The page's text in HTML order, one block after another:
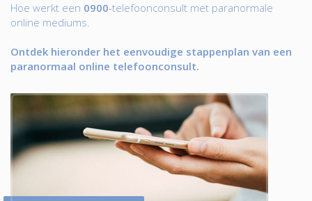
Hoe werkt een 0900-telefoonconsult met paranormale
online mediums.
Ontdek hieronder het eenvoudige stappenplan van een
paranormaal online telefoonconsult.